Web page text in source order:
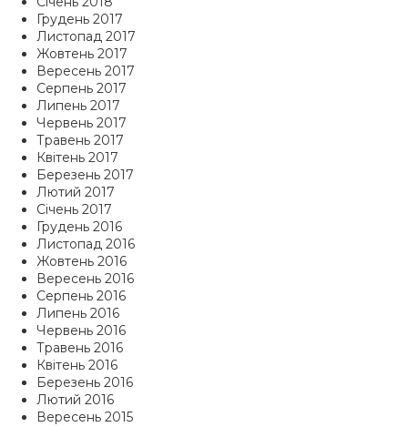
Грудень 2017
Листопад 2017
Жовтень 2017
Вересень 2017
Серпень 2017
Липень 2017
Червень 2017
Травень 2017
Квітень 2017
Березень 2017
Лютий 2017
Січень 2017
Грудень 2016
Листопад 2016
Жовтень 2016
Вересень 2016
Серпень 2016
Липень 2016
Червень 2016
Травень 2016
Квітень 2016
Березень 2016
Лютий 2016
Вересень 2015